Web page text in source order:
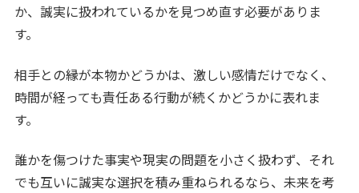
か、誠実に扱われているかを見つめ直す必要がありま
す。
相手との縁が本物かどうかは、激しい感情だけでなく、
時間が経っても責任ある行動が続くかどうかに表れま
す。
誰かを傷つけた事実や現実の問題を小さく扱わず、それ
でも互いに誠実な選択を積み重ねられるなら、未来を考